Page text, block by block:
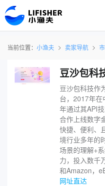
当前位置： 小渔夫 卖家导航
豆沙包科
豆沙包科技作
台，2017年
年通过其API
合作上线数字
快捷、便利、
境行业多年的
场景的理解+
力，投入数千
和Amazon，
网址直达